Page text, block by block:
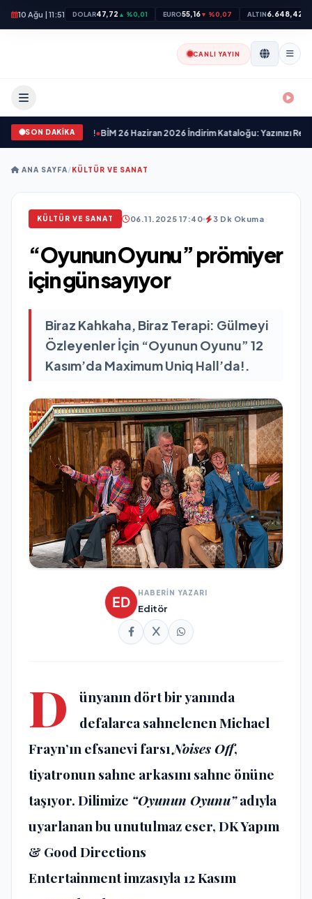
10 Ağu | 11:51 DOLAR47,72 ▲ %0,01 EURO55,16▼ %0,07 ALTIN6.648,42
CANLI YAYIN
SON DAKİKA
Fırsatlar!•BİM 26 Haziran 2026 İndirim Kataloğu: Yazınızı Renklendirin
ANA SAYFA/KÜLTÜR VE SANAT
KÜLTÜR VE SANAT 06.11.2025 17:40 3 Dk Okuma
“Oyunun Oyunu” prömiyer
için gün sayıyor
Biraz Kahkaha, Biraz Terapi: Gülmeyi
Özleyenler İçin “Oyunun Oyunu” 12
Kasım’da Maximum Uniq Hall’da!.
HABERİN YAZARI
Editör
D
ünyanın dört bir yanında
defalarca sahnelenen Michael
Frayn’ın efsanevi farsıNoises Off,
tiyatronun sahne arkasını sahne önüne
taşıyor. Dilimize “Oyunun Oyunu”adıyla
uyarlanan bu unutulmaz eser, DK Yapım
& Good Directions
Entertainment imzasıyla 12 Kasım